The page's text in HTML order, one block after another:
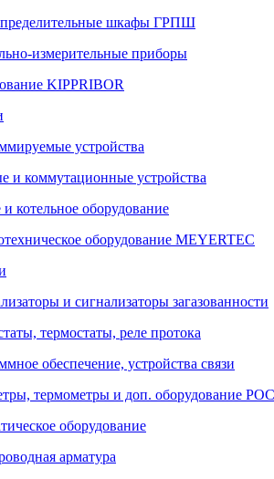
шкафы ГРПШ
измерительные приборы
KIPPRIBOR
устройства
и коммутационные устройства
и котельное оборудование
оборудование MEYERTEC
и сигнализаторы загазованности
термостаты, реле протока
обеспечение, устройства связи
термометры и доп. оборудование
оборудование
арматура